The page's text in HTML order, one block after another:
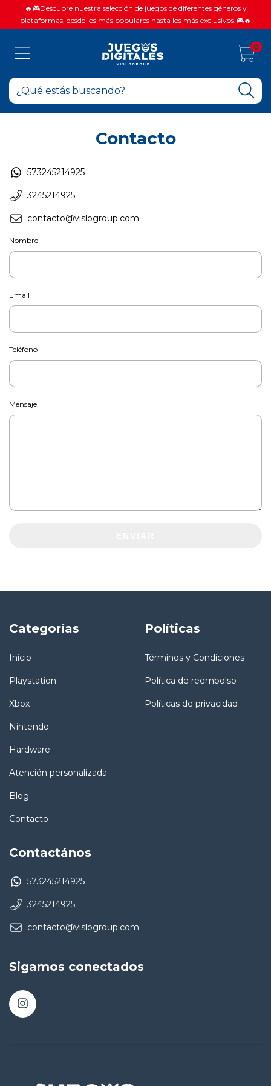
🔥🎮Descubre nuestra selección de juegos de diferentes géneros y
plataformas, desde los más populares hasta los más exclusivos.🎮🔥
0
Contacto
573245214925
3245214925
contacto@vislogroup.com
Nombre
Email
Teléfono
Mensaje
Categorías
Inicio
Playstation
Xbox
Nintendo
Hardware
Atención personalizada
Blog
Contacto
Políticas
Términos y Condiciones
Política de reembolso
Políticas de privacidad
Contactános
573245214925
3245214925
contacto@vislogroup.com
Sigamos conectados